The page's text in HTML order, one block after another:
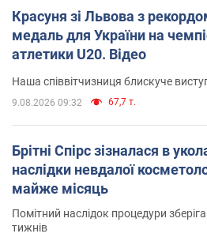
Красуня зі Львова з
медаль для України на
атлетики U20. Відео
Наша співвітчизниця блискуче
9.08.2026 09:32 67,7 т.
Брітні Спірс зізналася в
наслідки невдалої
майже місяць
Помітний наслідок процедури
тижнів